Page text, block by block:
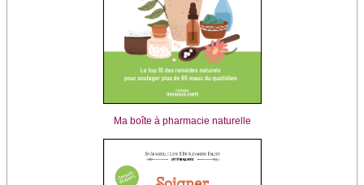
Ma boîte à pharmacie naturelle